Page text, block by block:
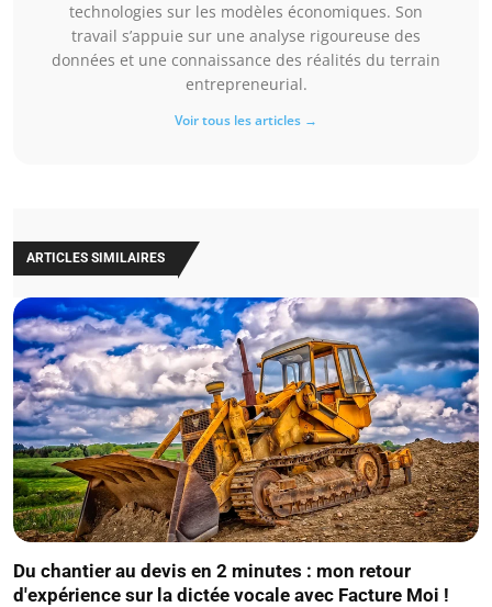
technologies sur les modèles économiques. Son
travail s’appuie sur une analyse rigoureuse des
données et une connaissance des réalités du terrain
entrepreneurial.
Voir tous les articles →
ARTICLES SIMILAIRES
Du chantier au devis en 2 minutes : mon retour
d'expérience sur la dictée vocale avec Facture Moi !